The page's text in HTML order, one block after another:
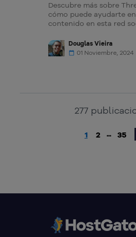
Descubre más sobre
cómo puede ayudarte
contenido en esta red
Douglas Vieira
01 Noviembre, 2024
277
1 2 ... 35